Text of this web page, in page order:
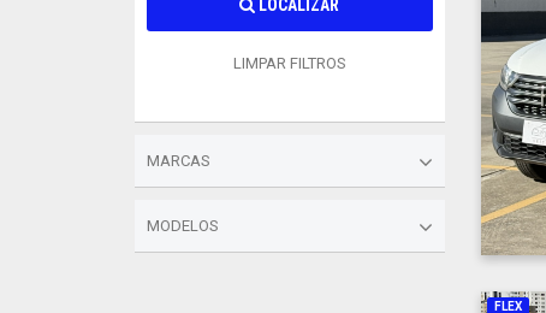
LOCALIZAR
LIMPAR FILTROS
MARCAS
MODELOS
FLEX